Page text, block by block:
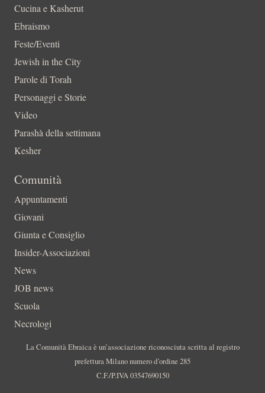
Cucina e Kasherut
Ebraismo
Feste/Eventi
Jewish in the City
Parole di Torah
Personaggi e Storie
Video
Parashà della settimana
Kesher
Comunità
Appuntamenti
Giovani
Giunta e Consiglio
Insider-Associazioni
News
JOB news
Scuola
Necrologi
La Comunità Ebraica è un’associazione riconosciuta scritta al registro
prefettura Milano numero d’ordine 285
C.F./P.IVA 03547690150